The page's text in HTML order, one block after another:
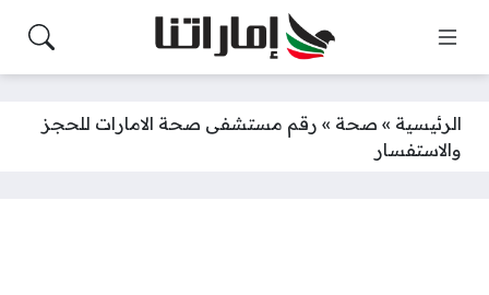
الرئيسية » صحة » رقم مستشفى صحة الامارات للحجز
والاستفسار